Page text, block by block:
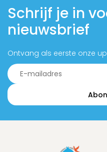
Schrijf je in
nieuwsbrief
Ontvang als eerste onze